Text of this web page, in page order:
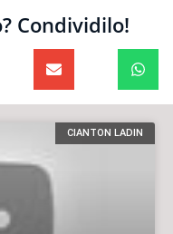
Condividilo!
CIANTON LADIN